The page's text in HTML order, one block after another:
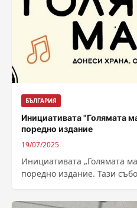
БЪЛГАРИЯ
Инициативата "Голямата
поредно издание
19/07/2025
Инициативата „Голямата
поредно издание. Тази